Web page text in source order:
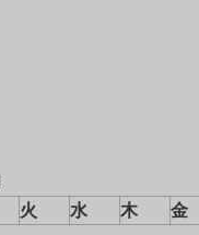
火 水 木 金